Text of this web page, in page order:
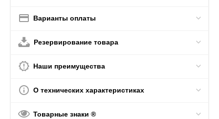
Варианты оплаты
Резервирование товара
Наши преимущества
О технических характеристиках
Товарные знаки ®